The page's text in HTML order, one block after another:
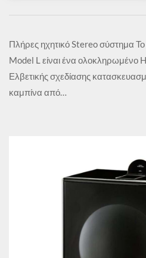
Πλήρες ηχητικό Stereo σύστημα
Model L είναι ένα ολοκληρωμένο
Ελβετικής σχεδίασης
καμπίνα από…